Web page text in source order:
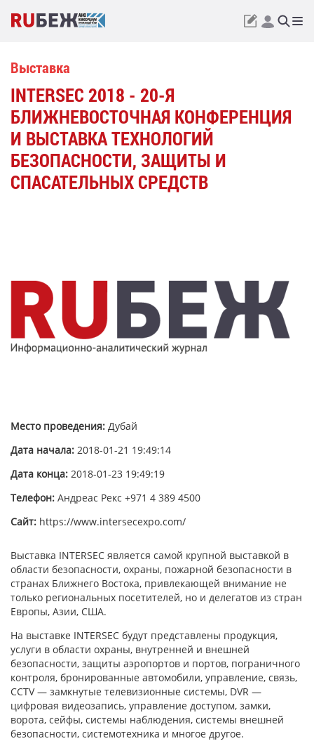
Выставка
INTERSEC 2018 - 20-Я
БЛИЖНЕВОСТОЧНАЯ КОНФЕРЕНЦИЯ
И ВЫСТАВКА ТЕХНОЛОГИЙ
БЕЗОПАСНОСТИ, ЗАЩИТЫ И
СПАСАТЕЛЬНЫХ СРЕДСТВ
Место проведения: Дубай
Дата начала: 2018-01-21 19:49:14
Дата конца: 2018-01-23 19:49:19
Телефон: Андреас Рекс +971 4 389 4500
Сайт: https://www.intersecexpo.com/
Выставка INTERSEC является самой крупной выставкой в
области безопасности, охраны, пожарной безопасности в
странах Ближнего Востока, привлекающей внимание не
только региональных посетителей, но и делегатов из стран
Европы, Азии, США.
На выставке INTERSEC будут представлены продукция,
услуги в области охраны, внутренней и внешней
безопасности, защиты аэропортов и портов, пограничного
контроля, бронированные автомобили, управление, связь,
CCTV — замкнутые телевизионные системы, DVR —
цифровая видеозапись, управление доступом, замки,
ворота, сейфы, системы наблюдения, системы внешней
безопасности, системотехника и многое другое.